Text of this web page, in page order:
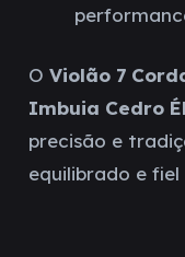
O Violão 7
Imbuia Cedro
precisão e
equilibrado e